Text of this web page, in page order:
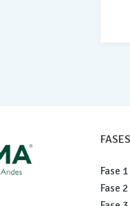
FASES
Fase 1
Fase 2